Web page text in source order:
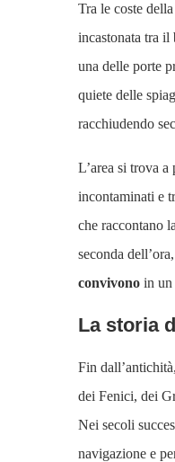
Tra le coste
incastonata tra il
una delle porte
quiete delle
racchiudendo
L’area si trova
incontaminati e
che raccontano
seconda
convivono in un
La storia
Fin
dei Fenici, dei
Nei secoli
navigazione e